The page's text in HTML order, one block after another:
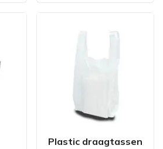
Plastic draagtassen